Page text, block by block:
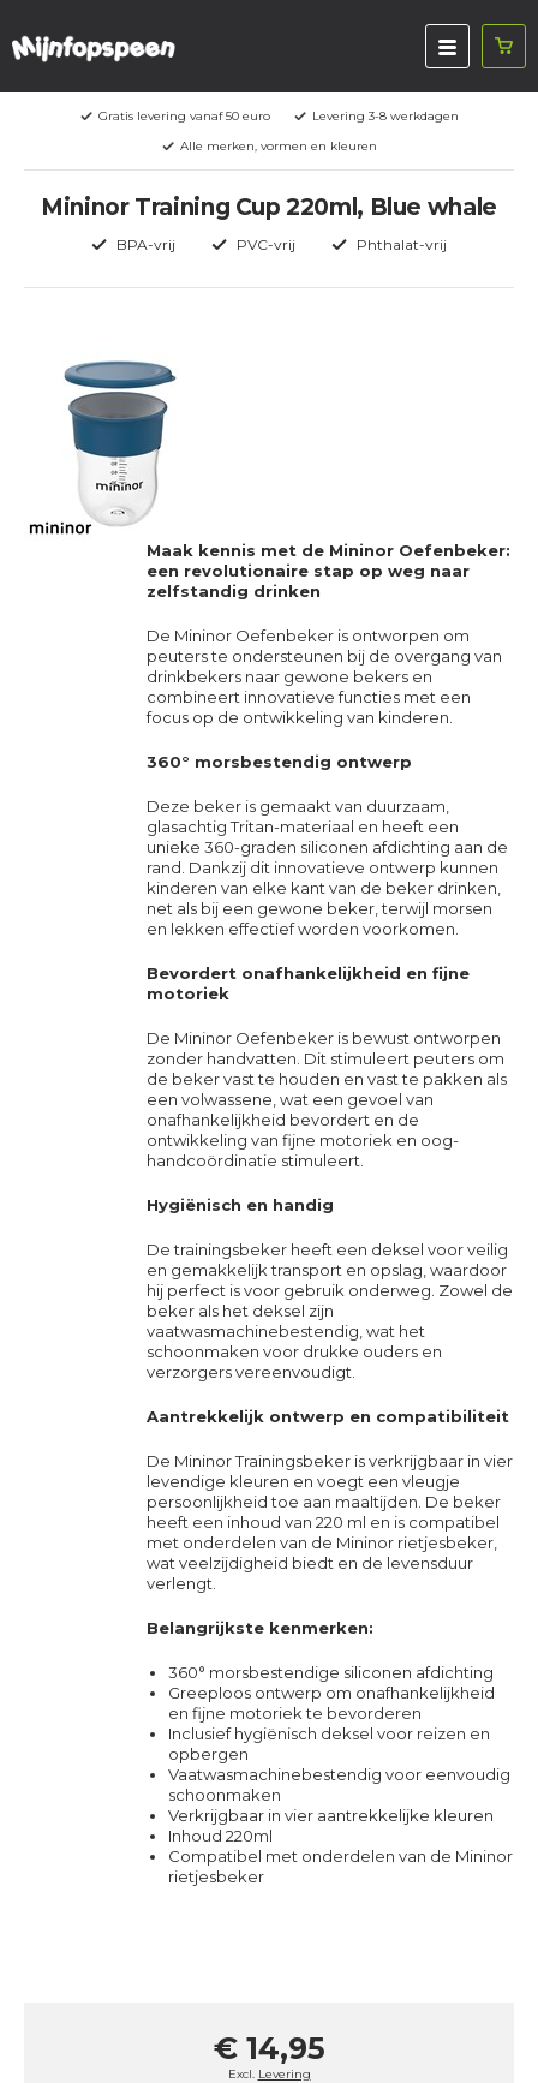
Gratis levering vanaf 50 euro
Levering 3-8 werkdagen
Alle merken, vormen en kleuren
Mininor Training Cup 220ml, Blue whale
BPA-vrij PVC-vrij Phthalat-vrij
Maak kennis met de Mininor Oefenbeker:
een revolutionaire stap op weg naar
zelfstandig drinken
De Mininor Oefenbeker is ontworpen om
peuters te ondersteunen bij de overgang van
drinkbekers naar gewone bekers en
combineert innovatieve functies met een
focus op de ontwikkeling van kinderen.
360° morsbestendig ontwerp
Deze beker is gemaakt van duurzaam,
glasachtig Tritan-materiaal en heeft een
unieke 360-graden siliconen afdichting aan de
rand. Dankzij dit innovatieve ontwerp kunnen
kinderen van elke kant van de beker drinken,
net als bij een gewone beker, terwijl morsen
en lekken effectief worden voorkomen.
Bevordert onafhankelijkheid en fijne
motoriek
De Mininor Oefenbeker is bewust ontworpen
zonder handvatten. Dit stimuleert peuters om
de beker vast te houden en vast te pakken als
een volwassene, wat een gevoel van
onafhankelijkheid bevordert en de
ontwikkeling van fijne motoriek en oog-
handcoördinatie stimuleert.
Hygiënisch en handig
De trainingsbeker heeft een deksel voor veilig
en gemakkelijk transport en opslag, waardoor
hij perfect is voor gebruik onderweg. Zowel de
beker als het deksel zijn
vaatwasmachinebestendig, wat het
schoonmaken voor drukke ouders en
verzorgers vereenvoudigt.
Aantrekkelijk ontwerp en compatibiliteit
De Mininor Trainingsbeker is verkrijgbaar in vier
levendige kleuren en voegt een vleugje
persoonlijkheid toe aan maaltijden. De beker
heeft een inhoud van 220 ml en is compatibel
met onderdelen van de Mininor rietjesbeker,
wat veelzijdigheid biedt en de levensduur
verlengt.
Belangrijkste kenmerken:
360° morsbestendige siliconen afdichting
Greeploos ontwerp om onafhankelijkheid
en fijne motoriek te bevorderen
Inclusief hygiënisch deksel voor reizen en
opbergen
Vaatwasmachinebestendig voor eenvoudig
schoonmaken
Verkrijgbaar in vier aantrekkelijke kleuren
Inhoud 220ml
Compatibel met onderdelen van de Mininor
rietjesbeker
€ 14,95
Excl. Levering